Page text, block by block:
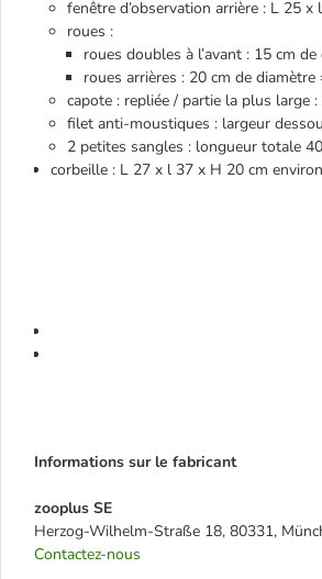
fenêtre d’observation arrière : L 25 x
roues :
roues doubles à l’avant : 15 cm
roues arrières : 20 cm de
capote : repliée / partie la plus large
filet anti-moustiques : largeur
2 petites sangles : longueur totale
corbeille : L 27 x l 37 x H 20 cm environ
Informations sur le fabricant
zooplus SE
Herzog-Wilhelm-Straße 18, 80331,
Contactez-nous